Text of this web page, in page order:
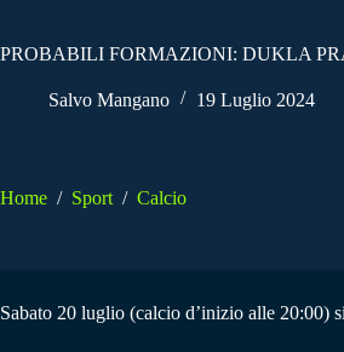
PROBABILI FORMAZIONI: DUKLA
Salvo Mangano 19 Luglio 2024
Home / Sport / Calcio
Sabato 20 luglio (calcio d’inizio alle 20:00)